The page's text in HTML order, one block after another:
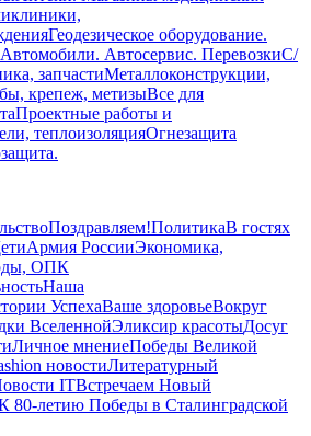
Геодезическое оборудование.
Автомобили. Автосервис. ПеревозкиС/
запчастиМеталлоконструкции,
крепеж, метизыВсе для
Проектные работы и
теплоизоляцияОгнезащита
Поздравляем!ПолитикаВ гостях
Армия РоссииЭкономика,
ОПК
Наша
УспехаВаше здоровьеВокруг
ВселеннойЭликсир красотыДосуг
Личное мнениеПобеды Великой
новостиЛитературный
ITВстречаем Новый
80-летию Победы в Сталинградской